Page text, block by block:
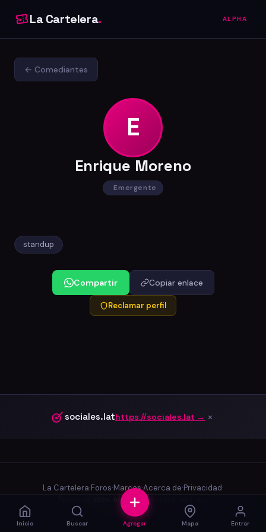
La Cartelera. ALPHA
← Comediantes
E
Enrique Moreno
· Emergente
standup
Compartir Copiar enlace
Reclamar perfil
Inicio Buscar Agregar Mapa Entrar
sociales.lathttps://sociales.lat → ×
La Cartelera·Foros·Marcas·Acerca de·Privacidad·
2026-06-03.0 39ef9cb